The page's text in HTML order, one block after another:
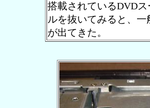
搭載されているDVD
ルを抜いてみると、
が出てきた。